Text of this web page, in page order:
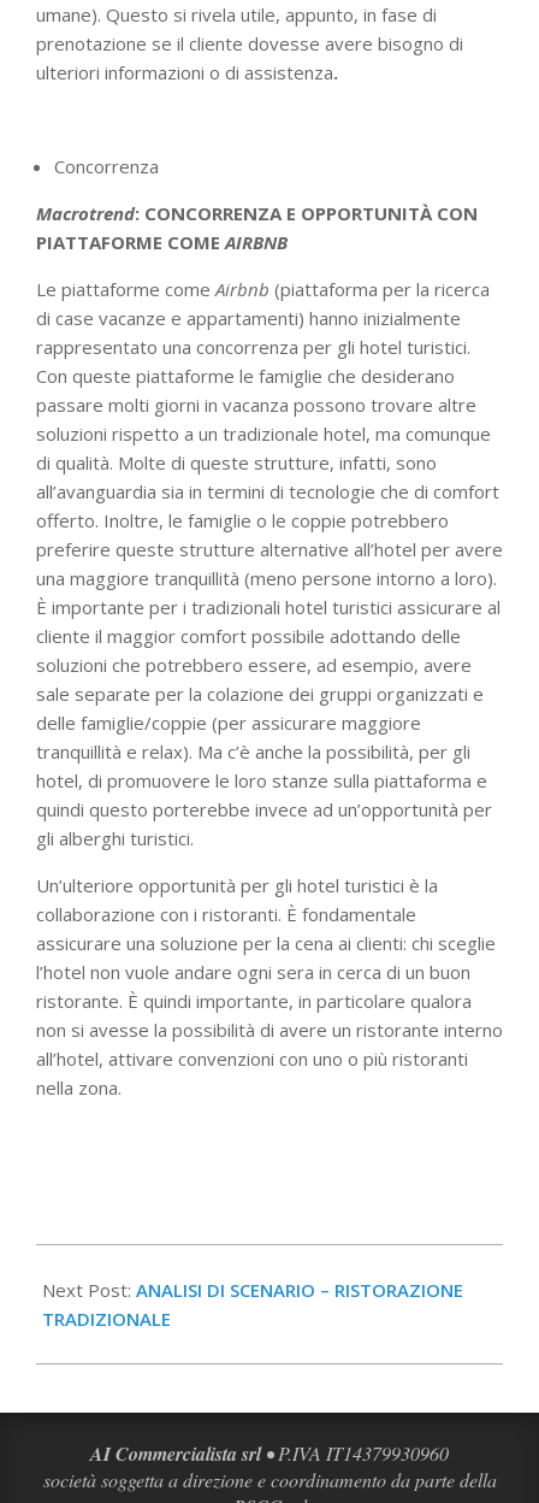
umane). Questo si rivela utile, appunto, in fase di
prenotazione se il cliente dovesse avere bisogno di
ulteriori informazioni o di assistenza.
Concorrenza
Macrotrend: CONCORRENZA E OPPORTUNITÀ CON
PIATTAFORME COME AIRBNB
Le piattaforme come Airbnb (piattaforma per la ricerca
di case vacanze e appartamenti) hanno inizialmente
rappresentato una concorrenza per gli hotel turistici.
Con queste piattaforme le famiglie che desiderano
passare molti giorni in vacanza possono trovare altre
soluzioni rispetto a un tradizionale hotel, ma comunque
di qualità. Molte di queste strutture, infatti, sono
all’avanguardia sia in termini di tecnologie che di comfort
offerto. Inoltre, le famiglie o le coppie potrebbero
preferire queste strutture alternative all’hotel per avere
una maggiore tranquillità (meno persone intorno a loro).
È importante per i tradizionali hotel turistici assicurare al
cliente il maggior comfort possibile adottando delle
soluzioni che potrebbero essere, ad esempio, avere
sale separate per la colazione dei gruppi organizzati e
delle famiglie/coppie (per assicurare maggiore
tranquillità e relax). Ma c’è anche la possibilità, per gli
hotel, di promuovere le loro stanze sulla piattaforma e
quindi questo porterebbe invece ad un’opportunità per
gli alberghi turistici.
Un’ulteriore opportunità per gli hotel turistici è la
collaborazione con i ristoranti. È fondamentale
assicurare una soluzione per la cena ai clienti: chi sceglie
l’hotel non vuole andare ogni sera in cerca di un buon
ristorante. È quindi importante, in particolare qualora
non si avesse la possibilità di avere un ristorante interno
all’hotel, attivare convenzioni con uno o più ristoranti
nella zona.
12-
14
Next Post: ANALISI DI SCENARIO – RISTORAZIONE
TRADIZIONALE
AI Commercialista srl• P.IVA IT14379930960
società soggetta a direzione e coordinamento da parte della